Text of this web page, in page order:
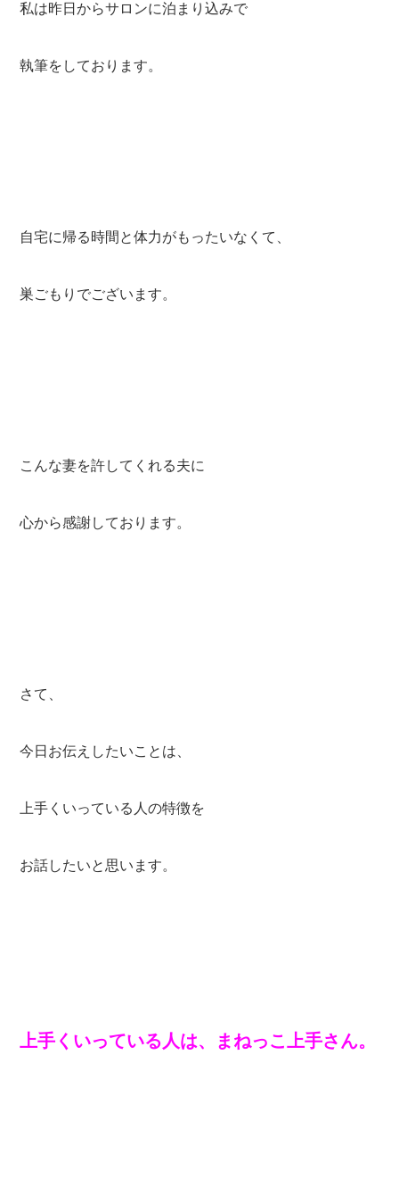
私は昨日からサロンに泊まり込みで
執筆をしております。
自宅に帰る時間と体力がもったいなくて、
巣ごもりでございます。
こんな妻を許してくれる夫に
心から感謝しております。
さて、
今日お伝えしたいことは、
上手くいっている人の特徴を
お話したいと思います。
上手くいっている人は、まねっこ上手さん。